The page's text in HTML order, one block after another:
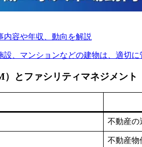
内容や年収、動向を解説
、マンションなどの建物は、適切に
）とファシリティマネジメント
不動産の
不動産物